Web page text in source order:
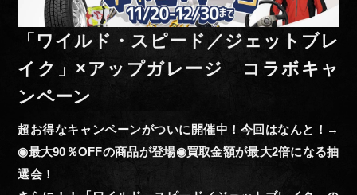
「ワイルド・スピード／ジェットブレ
イク」×アップガレージ コラボキャ
ンペーン
超お得なキャンペーンがついに開催中！今回はなんと！→
◉最大90％OFFの商品が登場◉買取金額が最大2倍になる抽
選会！